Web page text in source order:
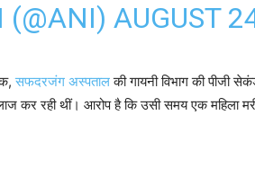
(@ANI) AUGUST
सफदरजंग अस्पतालकी गायनी विभाग की पीजी
कर रही थीं। आरोप है कि उसी समय एक महिला